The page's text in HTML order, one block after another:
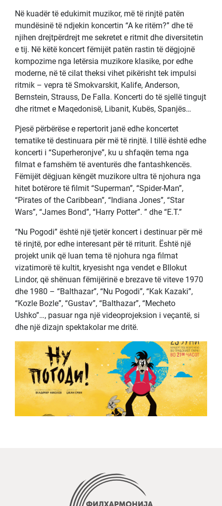
Në kuadër të edukimit muzikor, më të rinjtë patën
mundësinë të ndjekin koncertin “A ke ritëm?” dhe të
njihen drejtpërdrejt me sekretet e ritmit dhe diversitetin
e tij. Në këtë koncert fëmijët patën rastin të dëgjojnë
kompozime nga letërsia muzikore klasike, por edhe
moderne, në të cilat theksi vihet pikërisht tek impulsi
ritmik – vepra të Smokvarskit, Kalife, Anderson,
Bernstein, Strauss, De Falla. Koncerti do të sjellë tingujt
dhe ritmet e Maqedonisë, Libanit, Kubës, Spanjës…
Pjesë përbërëse e repertorit janë edhe koncertet
tematike të destinuara për më të rinjtë. I tillë është edhe
koncerti i “Superheronjve”, ku u shfaqën tema nga
filmat e famshëm të aventurës dhe fantashkencës.
Fëmijët dëgjuan këngët muzikore ultra të njohura nga
hitet botërore të filmit “Superman”, “Spider-Man”,
“Pirates of the Caribbean”, “Indiana Jones”, “Star
Wars”, “James Bond”, “Harry Potter”. ” dhe “E.T.”
“Nu Pogodi” është një tjetër koncert i destinuar për më
të rinjtë, por edhe interesant për të rriturit. Është një
projekt unik që luan tema të njohura nga filmat
vizatimorë të kultit, kryesisht nga vendet e Bllokut
Lindor, që shënuan fëmijërinë e brezave të viteve 1970
dhe 1980 – “Balthazar”, “Nu Pogodi”, “Kak Kazaki”,
“Kozle Bozle”, “Gustav”, “Balthazar”, “Mecheto
Ushko”…, pasuar nga një videoprojeksion i veçantë, si
dhe një dizajn spektakolar me dritë.